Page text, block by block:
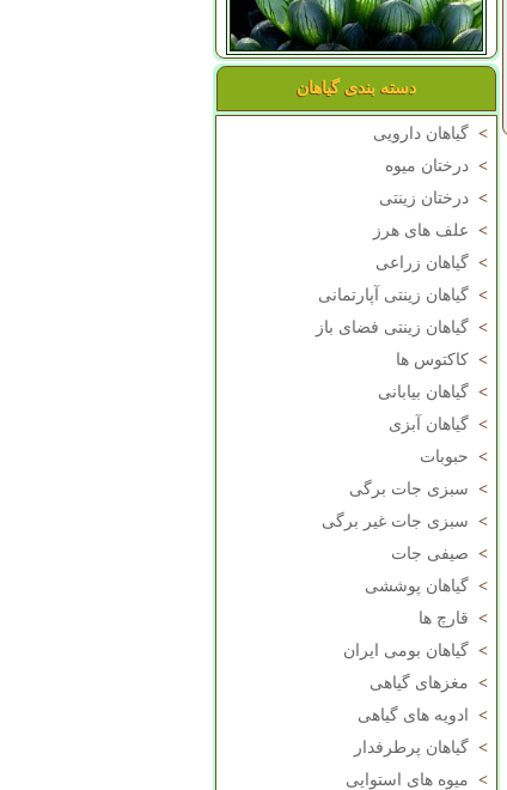
دسته بندی گیاهان
> گیاهان دارویی
> درختان میوه
> درختان زینتی
> علف های هرز
> گیاهان زراعی
> گیاهان زینتی آپارتمانی
> گیاهان زینتی فضای باز
> کاکتوس ها
> گیاهان بیابانی
> گیاهان آبزی
> حبوبات
> سبزی جات برگی
> سبزی جات غیر برگی
> صیفی جات
> گیاهان پوششی
> قارچ ها
> گیاهان بومی ایران
> مغزهای گیاهی
>
ادویه های گیاهی
> گیاهان پرطرفدار
> میوه های استوایی